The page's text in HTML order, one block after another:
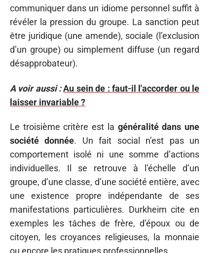
communiquer dans un idiome personnel suffit à
révéler la pression du groupe. La sanction peut
être juridique (une amende), sociale (l’exclusion
d’un groupe) ou simplement diffuse (un regard
désapprobateur).
A voir aussi : Au sein de : faut-il l'accorder ou le
laisser invariable ?
Le troisième critère est la généralité dans une
société donnée. Un fait social n’est pas un
comportement isolé ni une somme d’actions
individuelles. Il se retrouve à l’échelle d’un
groupe, d’une classe, d’une société entière, avec
une existence propre indépendante de ses
manifestations particulières. Durkheim cite en
exemples les tâches de frère, d’époux ou de
citoyen, les croyances religieuses, la monnaie
ou encore les pratiques professionnelles.